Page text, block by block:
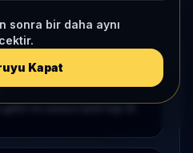
sonra bir daha aynı
Kapat